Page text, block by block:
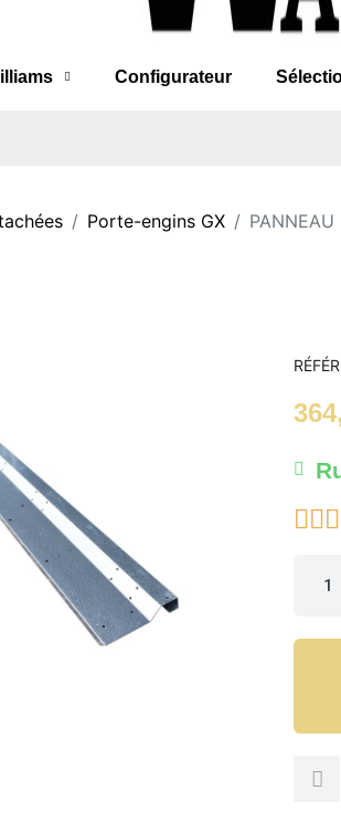
Configurateur
Porte-engins GX PANNEAU
  